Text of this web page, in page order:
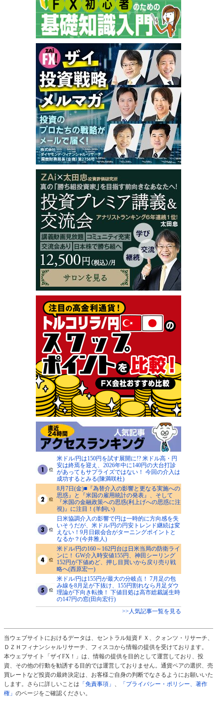
米ドル/円は150円を試す展開に!? 米ドル高・円
安は終焉を迎え、2026年中に140円の大台打診
があってもサプライズではない！ 今回の介入は
成功するとみる(陳満咲杜)
8月7日(金)■『為替介入の影響と更なる実施への
思惑』と『米国の雇用統計の発表』、そして
『米国の金融政策への思惑(利上げへの思惑に注
視)』に注目！(羊飼い)
日米協調介入の影響で円は一時的に方向感を失
いそうだが、米ドル/円の円安トレンド継続は変
えない！9月日銀会合がターニングポイントと
なるか？(今井雅人)
米ドル/円の160～162円台は日米当局の防衛ライ
ンに！ GW介入時安値155円、神田シーリング
152円が下値めど、押し目買いから戻り売り戦
略へ(西原宏一)
米ドル/円は155円が最大の分岐点！ 7月足の包
み線を8月足が下抜け、155円割れなら月足ダウ
理論が下向き転換！ 下値目処は高市総裁誕生時
の147円の窓(田向宏行)
>>人気記事一覧を見る
当ウェブサイトにおけるデータは、セントラル短資ＦＸ、クォンツ・リサーチ、
ＤＺＨフィナンシャルリサーチ、フィスコから情報の提供を受けております。
本ウェブサイト「ザイFX！」は、情報の提供を目的として運営しており、投
資、その他の行動を勧誘する目的では運営しておりません。通貨ペアの選択、売
買レートなど投資の最終決定は、お客様ご自身の判断でなさるようにお願いいた
します。さらに詳しいことは 「免責事項」 、
「プライバシー・ポリシー、著作
権」 のページをご確認ください。